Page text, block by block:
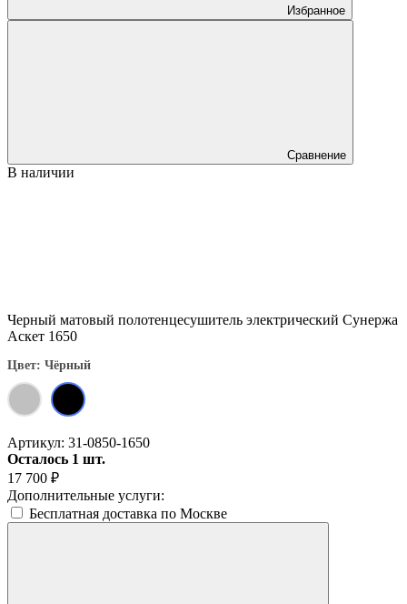
Избранное
Сравнение
В наличии
Черный матовый полотенцесушитель электрический Сунержа
Аскет 1650
Цвет: Чёрный
Артикул: 31-0850-1650
Осталось 1 шт.
17 700 ₽
Дополнительные услуги:
Бесплатная доставка по Москве